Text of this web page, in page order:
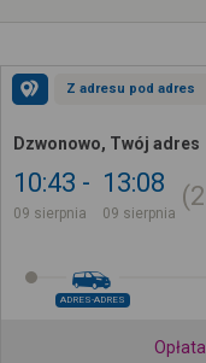
Z adresu pod adres
Dzwonowo, Twój adres
10:43
09 sierpnia
13:08
09 sierpnia
ADRES-ADRES